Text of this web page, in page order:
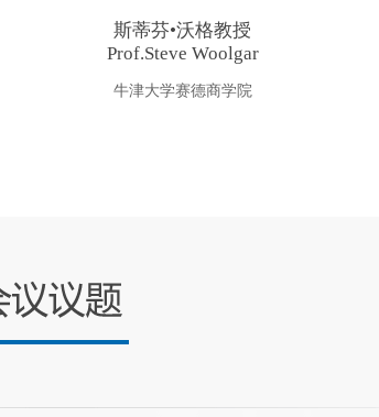
斯蒂芬•沃格教授
Prof.Steve Woolgar
牛津大学赛德商学院